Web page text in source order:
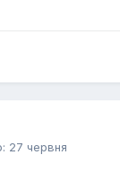
27 червня